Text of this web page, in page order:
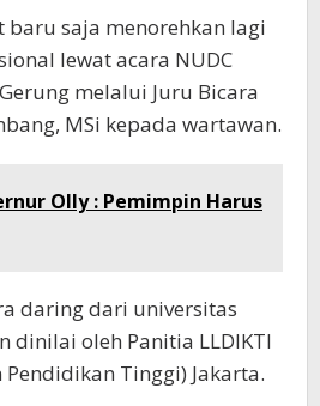
baru saja menorehkan lagi
lewat acara NUDC
melalui Juru Bicara
MSi kepada wartawan.
Olly : Pemimpin Harus
daring dari universitas
dinilai oleh Panitia LLDIKTI
Tinggi) Jakarta.